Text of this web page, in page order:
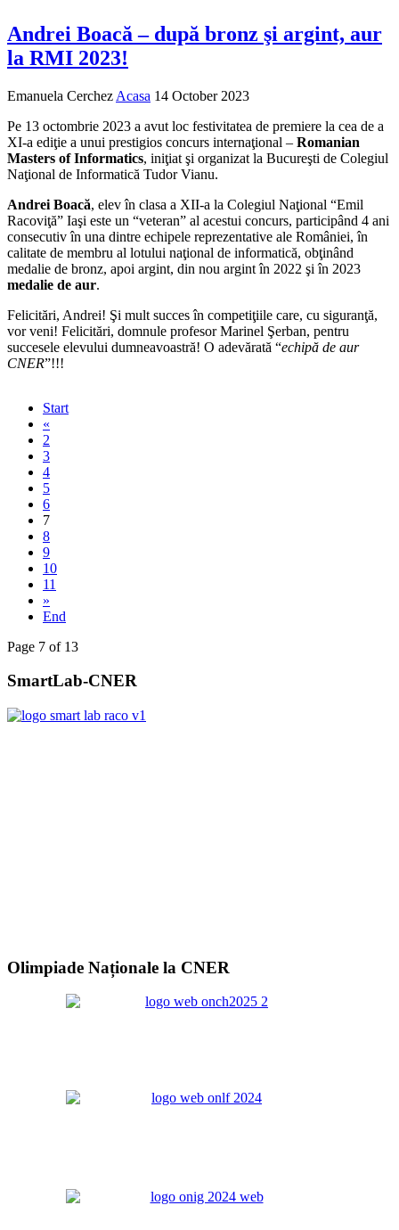
Andrei Boacă – după bronz şi argint, aur
la RMI 2023!
Emanuela Cerchez Acasa 14 October 2023
Pe 13 octombrie 2023 a avut loc festivitatea de premiere la cea de a
XI-a ediţie a unui prestigios concurs internaţional – Romanian
Masters of Informatics, iniţiat şi organizat la Bucureşti de Colegiul
Naţional de Informatică Tudor Vianu.
Andrei Boacă, elev în clasa a XII-a la Colegiul Naţional “Emil
Racoviţă” Iaşi este un “veteran” al acestui concurs, participând 4 ani
consecutiv în una dintre echipele reprezentative ale României, în
calitate de membru al lotului naţional de informatică, obţinând
medalie de bronz, apoi argint, din nou argint în 2022 şi în 2023
medalie de aur.
Felicitări, Andrei! Şi mult succes în competiţiile care, cu siguranţă,
vor veni! Felicitări, domnule profesor Marinel Şerban, pentru
succesele elevului dumneavoastră! O adevărată “echipă de aur
CNER”!!!
Start
«
2
3
4
5
6
7
8
9
10
11
»
End
Page 7 of 13
SmartLab-CNER
Olimpiade Naționale la CNER